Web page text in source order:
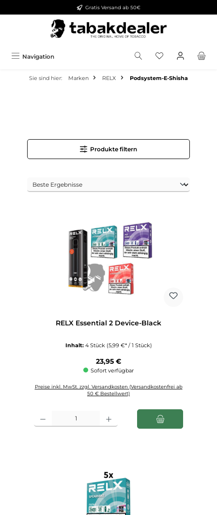
Gratis Versand ab 50€
Navigation
Sie sind hier: Marken RELX Podsystem-E-Shisha
Produkte filtern
RELX Essential 2 Device-Black
Inhalt: 4 Stück (5,99 €* / 1 Stück)
Regulärer Preis:
23,95 €
Sofort verfügbar
Preise inkl. MwSt. zzgl. Versandkosten (Versandkostenfrei ab
50 € Bestellwert)
Produkt Anzahl: Gib den gewünschten Wert ein oder benutze die